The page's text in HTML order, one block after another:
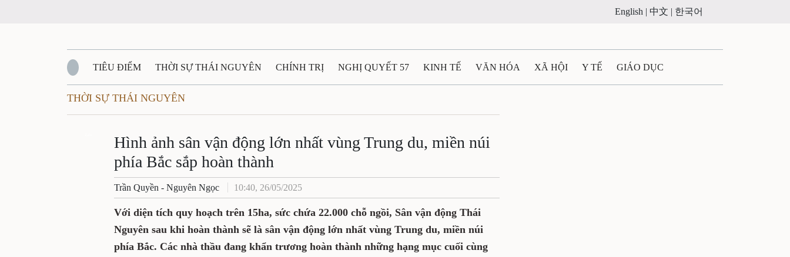
English | 中文 | 한국어
TIÊU ĐIỂM THỜI SỰ THÁI NGUYÊN CHÍNH TRỊ NGHỊ QUYẾT 57 KINH TẾ VĂN HÓA XÃ HỘI Y TẾ GIÁO DỤC
QUỐC PHÒNG - AN NINH
QUÊ HƯƠNG - ĐẤT NƯỚC QUỐC TẾ TÀI NGUYÊN - MÔI TRƯỜNG THỂ THAO THÔNG TIN - QUẢNG CÁO
VĂN BẢN, CHÍNH SÁCH MỚI
THỜI SỰ THÁI NGUYÊN
Hình ảnh sân vận động lớn nhất vùng Trung du, miền núi
phía Bắc sắp hoàn thành
Trần Quyền - Nguyên Ngọc 10:40, 26/05/2025
Với diện tích quy hoạch trên 15ha, sức chứa 22.000 chỗ ngồi, Sân vận động Thái
Nguyên sau khi hoàn thành sẽ là sân vận động lớn nhất vùng Trung du, miền núi
phía Bắc. Các nhà thầu đang khẩn trương hoàn thành những hạng mục cuối cùng